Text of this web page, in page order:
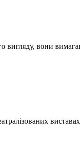
вигляду, вони